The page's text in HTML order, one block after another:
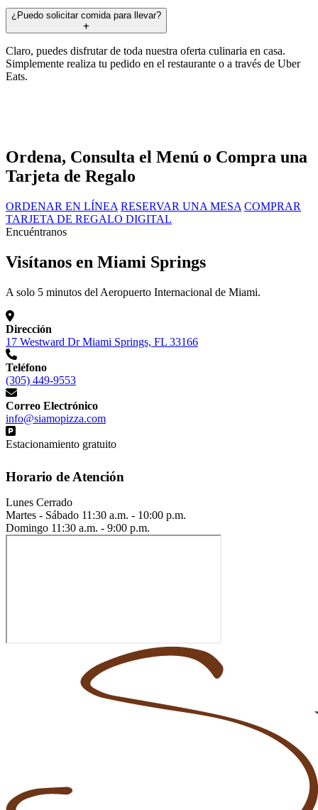
¿Puedo solicitar comida para llevar?
Claro, puedes disfrutar de toda nuestra oferta culinaria en casa.
Simplemente realiza tu pedido en el restaurante o a través de Uber
Eats.
Ordena, Consulta el Menú o Compra una
Tarjeta de Regalo
ORDENAR EN LÍNEA RESERVAR UNA MESA COMPRAR
TARJETA DE REGALO DIGITAL
Encuéntranos
Visítanos en Miami Springs
A solo 5 minutos del Aeropuerto Internacional de Miami.
Dirección
17 Westward Dr Miami Springs, FL 33166
Teléfono
(305) 449-9553
Correo Electrónico
info@siamopizza.com
Estacionamiento gratuito
Horario de Atención
Lunes Cerrado
Martes - Sábado 11:30 a.m. - 10:00 p.m.
Domingo 11:30 a.m. - 9:00 p.m.